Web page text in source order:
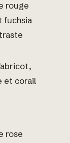
rouge
fuchsia
et corail
rose